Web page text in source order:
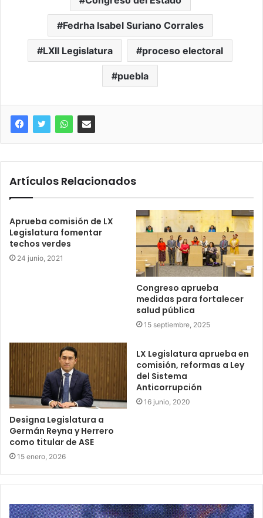
Fedrha Isabel Suriano Corrales
LXII Legislatura proceso electoral
puebla
Artículos Relacionados
Aprueba comisión de LX
Legislatura fomentar
techos verdes
24 junio, 2021
Congreso aprueba
medidas para fortalecer
salud pública
15 septiembre, 2025
Designa Legislatura a
Germán Reyna y Herrero
como titular de ASE
15 enero, 2026
LX Legislatura aprueba en
comisión, reformas a Ley
del Sistema
Anticorrupción
16 junio, 2020